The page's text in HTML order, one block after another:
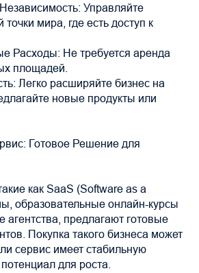
Управляйте
мира, где есть доступ к
Расходы: Не требуется аренда
площадей.
Легко расширяйте бизнес на
новые продукты или
Готовое Решение для
как SaaS (Software as a
образовательные онлайн-курсы
агентства, предлагают готовые
Покупка такого бизнеса может
сервис имеет стабильную
для роста.